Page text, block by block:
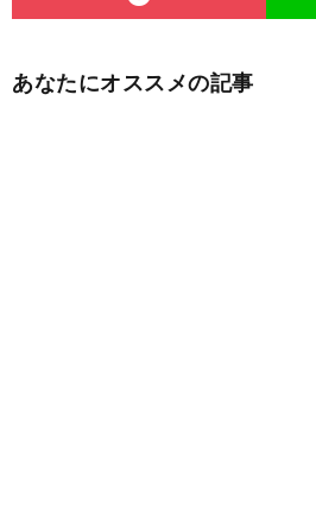
あなたにオススメの記事